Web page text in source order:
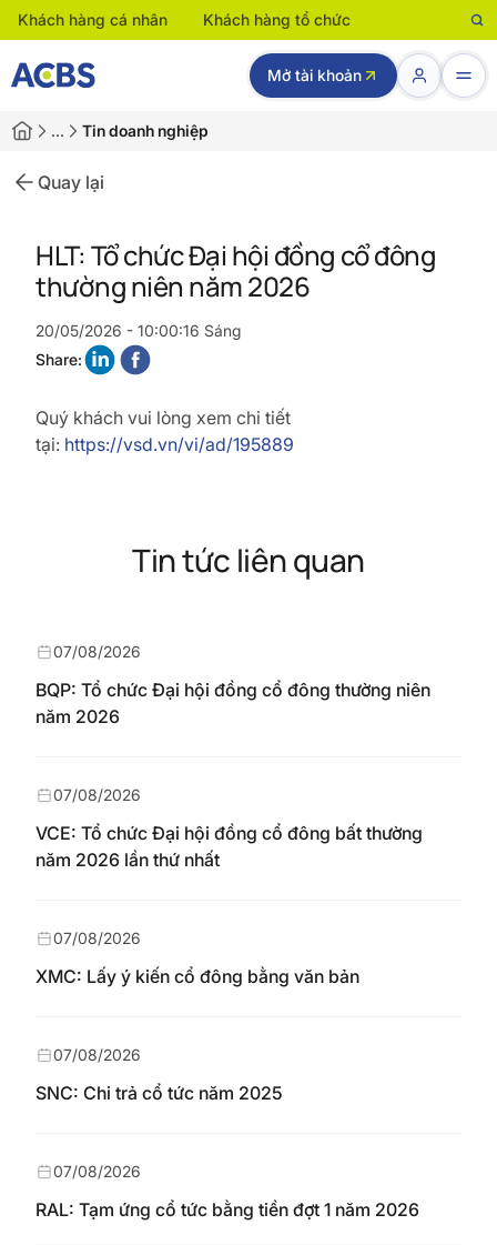
Khách hàng cá nhân Khách hàng tổ chức
Mở tài khoản
… Tin doanh nghiệp
Quay lại
HLT: Tổ chức Đại hội đồng cổ đông
thường niên năm 2026
20/05/2026 - 10:00:16 Sáng
Share:
Quý khách vui lòng xem chi tiết
tại: https://vsd.vn/vi/ad/195889
Tin tức liên quan
BQP: Tổ chức Đại hội đồng cổ đông thường niên
năm 2026
07/08/2026
VCE: Tổ chức Đại hội đồng cổ đông bất thường
năm 2026 lần thứ nhất
07/08/2026
XMC: Lấy ý kiến cổ đông bằng văn bản
07/08/2026
SNC: Chi trả cổ tức năm 2025
07/08/2026
RAL: Tạm ứng cổ tức bằng tiền đợt 1 năm 2026
07/08/2026